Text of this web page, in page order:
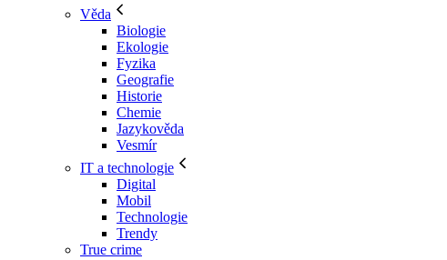
Věda
Biologie
Ekologie
Fyzika
Geografie
Historie
Chemie
Jazykověda
Vesmír
IT a technologie
Digital
Mobil
Technologie
Trendy
True crime